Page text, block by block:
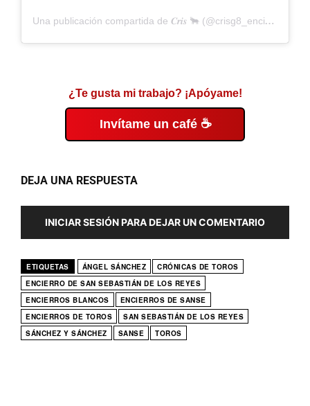
Una publicación compartida de 𝑪𝒓𝒊𝒔 🐂 (@crisg8_encierros)
¿Te gusta mi trabajo? ¡Apóyame!
Invítame un café ☕
DEJA UNA RESPUESTA
INICIAR SESIÓN PARA DEJAR UN COMENTARIO
ETIQUETAS ÁNGEL SÁNCHEZ
CRÓNICAS DE TOROS
ENCIERRO DE SAN SEBASTIÁN DE LOS REYES
ENCIERROS BLANCOS
ENCIERROS DE SANSE
ENCIERROS DE TOROS
SAN SEBASTIÁN DE LOS REYES
SÁNCHEZ Y SÁNCHEZ
SANSE TOROS